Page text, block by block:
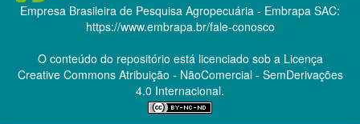
Empresa Brasileira de Pesquisa Agropecuária - Embrapa SAC:
https://www.embrapa.br/fale-conosco
O conteúdo do repositório está licenciado sob a Licença
Creative CommonsAtribuição - NãoComercial - SemDerivações
4.0 Internacional.